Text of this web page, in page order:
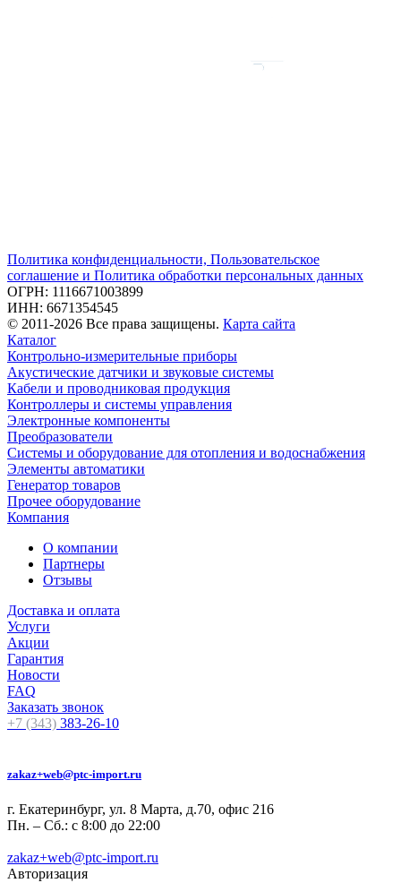
Политика конфиденциальности, Пользовательское
соглашение и Политика обработки персональных данных
ОГРН: 1116671003899
ИНН: 6671354545
© 2011-2026 Все права защищены. Карта сайта
Каталог
Контрольно-измерительные приборы
Акустические датчики и звуковые системы
Кабели и проводниковая продукция
Контроллеры и системы управления
Электронные компоненты
Преобразователи
Системы и оборудование для отопления и водоснабжения
Элементы автоматики
Генератор товаров
Прочее оборудование
Компания
О компании
Партнеры
Отзывы
Доставка и оплата
Услуги
Акции
Гарантия
Новости
FAQ
Заказать звонок
+7 (343) 383-26-10
zakaz+web@ptc-import.ru
г. Екатеринбург, ул. 8 Марта, д.70, офис 216
Пн. – Сб.: с 8:00 до 22:00
zakaz+web@ptc-import.ru
Авторизация